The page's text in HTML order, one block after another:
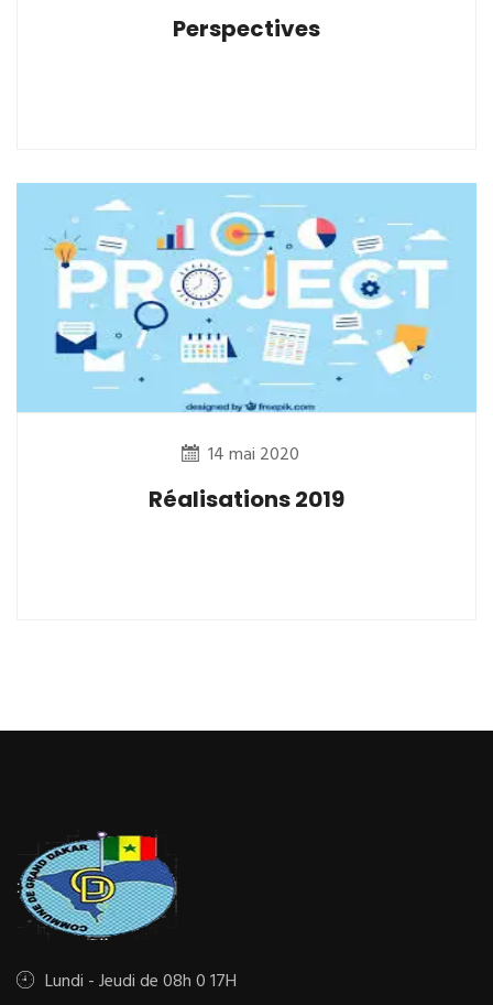
Perspectives
14 mai 2020
Réalisations 2019
Lundi - Jeudi de 08h 0 17H